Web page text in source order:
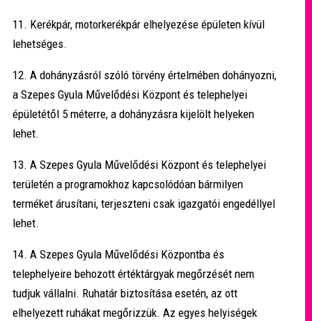
11. Kerékpár, motorkerékpár elhelyezése épületen kívül
lehetséges.
12. A dohányzásról szóló törvény értelmében dohányozni,
a Szepes Gyula Művelődési Központ és telephelyei
épületétől 5 méterre, a dohányzásra kijelölt helyeken
lehet.
13. A Szepes Gyula Művelődési Központ és telephelyei
területén a programokhoz kapcsolódóan bármilyen
terméket árusítani, terjeszteni csak igazgatói engedéllyel
lehet.
14. A Szepes Gyula Művelődési Központba és
telephelyeire behozott értéktárgyak megőrzését nem
tudjuk vállalni. Ruhatár biztosítása esetén, az ott
elhelyezett ruhákat megőrizzük. Az egyes helyiségek